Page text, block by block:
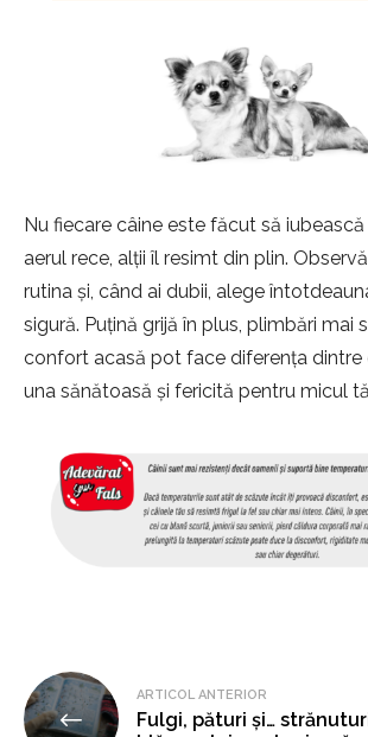
Nu fiecare câine este făcut să iubească
aerul rece, alții îl resimt din plin.
rutina și, când ai dubii, alege
sigură. Puțină grijă în plus, plimbări mai
confort acasă pot face diferența dintre
una sănătoasă și fericită pentru micul
Navigare
în
ARTICOL ANTERIOR
Fulgi, pături și…